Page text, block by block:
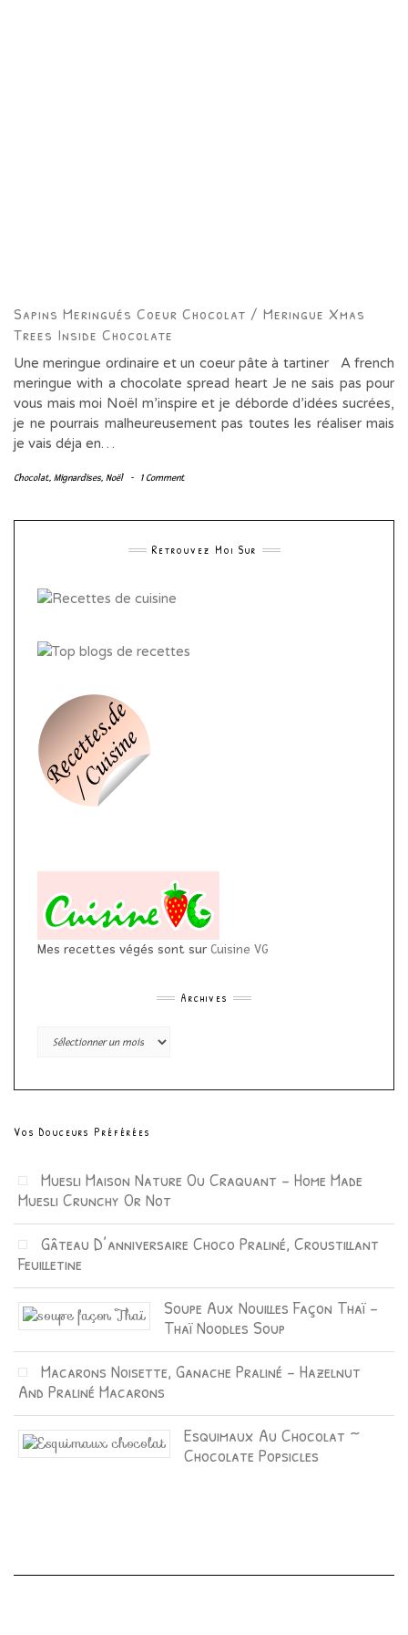
Sapins Meringués Coeur Chocolat / Meringue Xmas
Trees Inside Chocolate
Une meringue ordinaire et un coeur pâte à tartiner A french
meringue with a chocolate spread heart Je ne sais pas pour
vous mais moi Noël m’inspire et je déborde d’idées sucrées,
je ne pourrais malheureusement pas toutes les réaliser mais
je vais déja en…
Chocolat, Mignardises, Noël - 1 Comment
Retrouvez Moi Sur
Mes recettes végés sont sur Cuisine VG
Archives
Archives
Vos Douceurs Préférées
Muesli Maison Nature Ou Craquant – Home Made
Muesli Crunchy Or Not
Gâteau D’anniversaire Choco Praliné, Croustillant
Feuilletine
Soupe Aux Nouilles Façon Thaï –
Thaï Noodles Soup
Macarons Noisette, Ganache Praliné – Hazelnut
And Praliné Macarons
Esquimaux Au Chocolat ~
Chocolate Popsicles